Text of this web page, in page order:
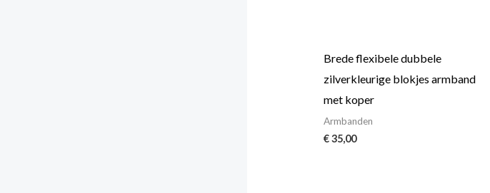
Brede flexibele dubbele
zilverkleurige blokjes armband
met koper
Armbanden
€35,00